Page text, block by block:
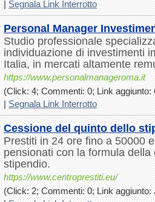
|Segnala Link Interrotto
Personal Manager
Studio professionale
individuazione di investimenti
Italia, in mercati altamente
https://www.personalmanageroma.it
(Click: 4; Commenti: 0; Link aggiunto:
|Segnala Link Interrotto
Cessione del quinto dello
Prestiti in 24 ore fino a 50000
pensionati con la formula
stipendio.
https://www.centroprestiti.eu/
(Click: 2; Commenti: 0; Link aggiunto: